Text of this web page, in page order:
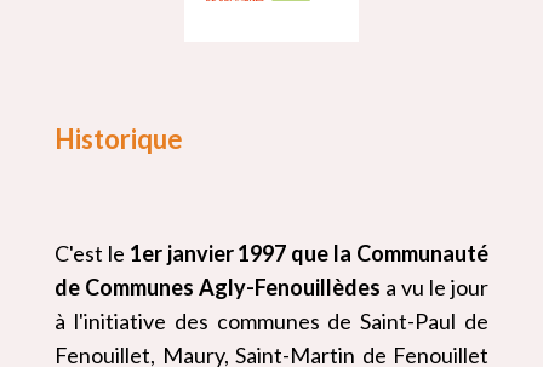
Historique
C'est le 1er janvier 1997 que la Communauté
de Communes Agly-Fenouillèdes a vu le jour
à l'initiative des communes de Saint-Paul de
Fenouillet, Maury, Saint-Martin de Fenouillet